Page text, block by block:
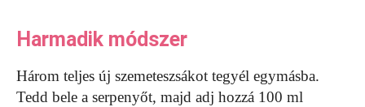
Harmadik módszer
Három teljes új szemeteszsákot tegyél egymásba.
Tedd bele a serpenyőt, majd adj hozzá 100 ml